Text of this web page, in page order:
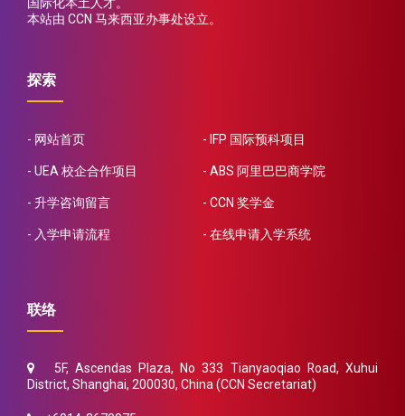
本站由 CCN 马来西亚办事处设立。
探索
网站首页 IFP 国际预科项目
UEA 校企合作项目 ABS 阿里巴巴商学院
升学咨询留言 CCN 奖学金
入学申请流程 在线申请入学系统
联络
5F, Ascendas Plaza, No 333 Tianyaoqiao Road, Xuhui
District, Shanghai, 200030, China (CCN Secretariat)